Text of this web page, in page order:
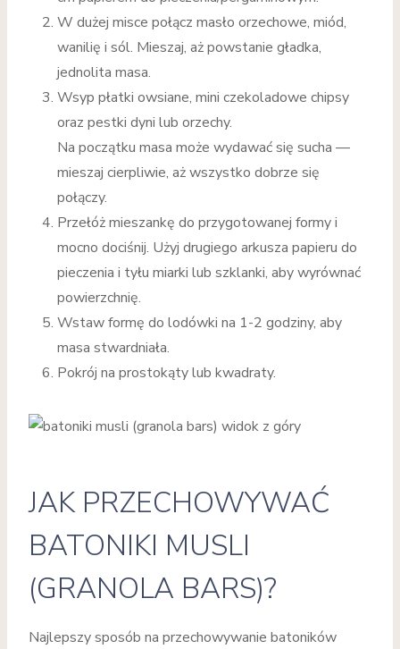
W dużej misce połącz masło orzechowe, miód,
wanilię i sól. Mieszaj, aż powstanie gładka,
jednolita masa.
Wsyp płatki owsiane, mini czekoladowe chipsy
oraz pestki dyni lub orzechy.
Na początku masa może wydawać się sucha —
mieszaj cierpliwie, aż wszystko dobrze się
połączy.
Przełóż mieszankę do przygotowanej formy i
mocno dociśnij. Użyj drugiego arkusza papieru do
pieczenia i tyłu miarki lub szklanki, aby wyrównać
powierzchnię.
Wstaw formę do lodówki na 1-2 godziny, aby
masa stwardniała.
Pokrój na prostokąty lub kwadraty.
JAK PRZECHOWYWAĆ
BATONIKI MUSLI
(GRANOLA BARS)?
Najlepszy sposób na przechowywanie batoników